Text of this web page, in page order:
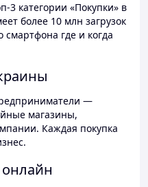
3 категории «Покупки» в
более 10 млн загрузок
смартфона где и когда
—
магазины,
Каждая покупка
онлайн